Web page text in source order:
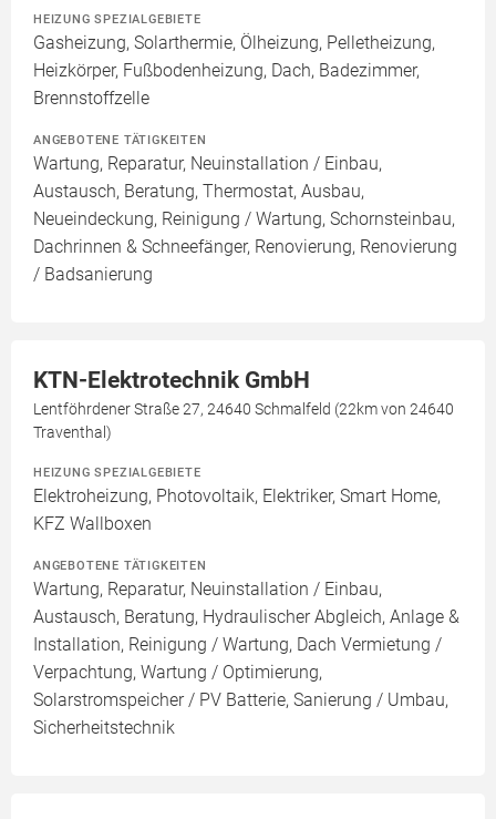
HEIZUNG SPEZIALGEBIETE
Gasheizung, Solarthermie, Ölheizung, Pelletheizung,
Heizkörper, Fußbodenheizung, Dach, Badezimmer,
Brennstoffzelle
ANGEBOTENE TÄTIGKEITEN
Wartung, Reparatur, Neuinstallation / Einbau,
Austausch, Beratung, Thermostat, Ausbau,
Neueindeckung, Reinigung / Wartung, Schornsteinbau,
Dachrinnen & Schneefänger, Renovierung, Renovierung
/ Badsanierung
KTN-Elektrotechnik GmbH
Lentföhrdener Straße 27, 24640 Schmalfeld (22km von 24640
Traventhal)
HEIZUNG SPEZIALGEBIETE
Elektroheizung, Photovoltaik, Elektriker, Smart Home,
KFZ Wallboxen
ANGEBOTENE TÄTIGKEITEN
Wartung, Reparatur, Neuinstallation / Einbau,
Austausch, Beratung, Hydraulischer Abgleich, Anlage &
Installation, Reinigung / Wartung, Dach Vermietung /
Verpachtung, Wartung / Optimierung,
Solarstromspeicher / PV Batterie, Sanierung / Umbau,
Sicherheitstechnik